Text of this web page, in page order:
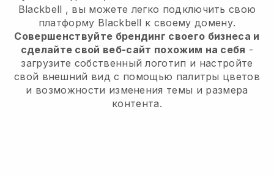
Blackbell , вы можете легко подключить свою
платформу Blackbell к своему домену.
Совершенствуйте брендинг своего бизнеса и
сделайте свой веб-сайт похожим на себя -
загрузите собственный логотип и настройте
свой внешний вид с помощью палитры цветов
и возможности изменения темы и размера
контента.